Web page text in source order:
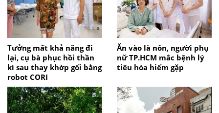
Tưởng mất khả năng đi
lại, cụ bà phục hồi thần
kì sau thay khớp gối bằng
robot CORI
Ăn vào là nôn, người phụ
nữ TP.HCM mắc bệnh lý
tiêu hóa hiếm gặp